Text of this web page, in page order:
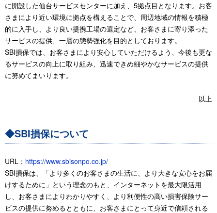
に開設した仙台サービスセンターに加え、5拠点目となります。お客
さまにより近い環境に拠点を構えることで、周辺地域の情報を積極
的に入手し、より良い提携工場の選定など、お客さまに寄り添った
サービスの提供、一層の態勢強化を目的としております。
SBI損保では、お客さまにより安心していただけるよう、今後も更な
るサービスの向上に取り組み、迅速できめ細やかなサービスの提供
に努めてまいります。
以上
◆SBI損保について
URL： https://www.sbisonpo.co.jp/
SBI損保は、「より多くのお客さまの生活に、より大きな安心をお届
けするために」という理念のもと、インターネットを最大限活用
し、お客さまによりわかりやすく、より利便性の高い損害保険サー
ビスの提供に努めるとともに、お客さまにとって身近で信頼される